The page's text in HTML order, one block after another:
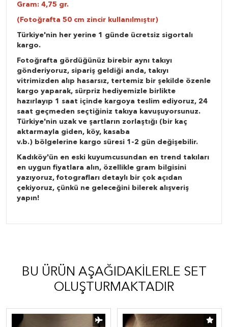
Gram: 4,75 gr.
(Fotoğrafta 50 cm zincir kullanılmıştır)
Türkiye'nin her yerine 1 günde ücretsiz sigortalı
kargo.
Fotoğrafta gördüğünüz birebir aynı takıyı
gönderiyoruz, sipariş geldiği anda, takıyı
vitrimizden alıp hasarsız, tertemiz bir şekilde özenle
kargo yaparak, sürpriz hediyemizle birlikte
hazırlayıp 1 saat içinde kargoya teslim ediyoruz, 24
saat geçmeden seçtiğiniz takıya kavuşuyorsunuz.
Türkiye'nin uzak ve şartların zorlaştığı (bir kaç
aktarmayla giden, köy, kasaba
v.b.) bölgelerine kargo süresi 1-2 gün değişebilir.
Kadıköy'ün en eski kuyumcusundan en trend takıları
en uygun fiyatlara alın, özellikle gram bilgisini
yazıyoruz, fotografları detaylı bir çok açıdan
çekiyoruz, çünkü ne geleceğini bilerek alışveriş
yapın!
BU ÜRÜN AŞAĞIDAKILERLE SET
OLUŞTURMAKTADIR